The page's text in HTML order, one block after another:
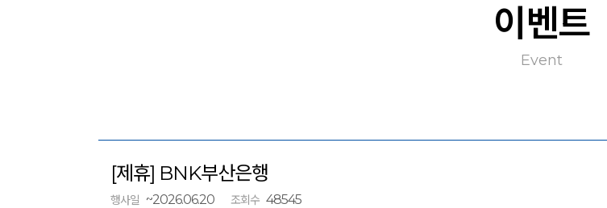
이벤트
Event
[제휴] BNK부산은행
행사일 ~2026.06.20 조회수 48545